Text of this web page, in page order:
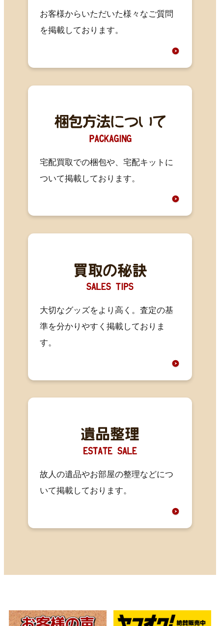
お客様からいただいた様々なご質問
を掲載しております。
宅配買取での梱包や、宅配キットに
ついて掲載しております。
大切なグッズをより高く。査定の基
準を分かりやすく掲載しておりま
す。
故人の遺品やお部屋の整理などにつ
いて掲載しております。